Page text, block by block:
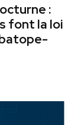
:
font la loi